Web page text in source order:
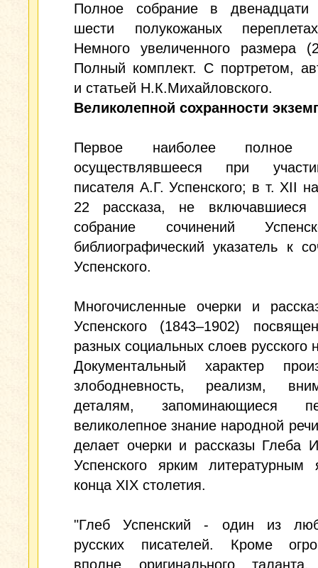
Полное собрание в
шести полукожаных
Немного увеличенного размера
Полный комплект. С портретом,
и статьей Н.К.Михайловского.
Великолепной сохранности
Первое наиболее полное
осуществлявшееся при
писателя А.Г. Успенского; в т. XII
22 рассказа, не
собрание сочинений
библиографический указатель к
Успенского.
Многочисленные очерки и
Успенского (1843–1902)
разных социальных слоев русского
Документальный характер
злободневность, реализм,
деталям, запоминающиеся
великолепное знание народной
делает очерки и рассказы Глеба
Успенского ярким литературным
конца XIX столетия.
"Глеб Успенский - один из
русских писателей. Кроме
вполне оригинального